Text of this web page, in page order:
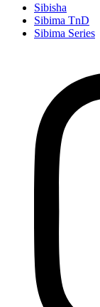
Sibisha
Sibima TnD
Sibima Series